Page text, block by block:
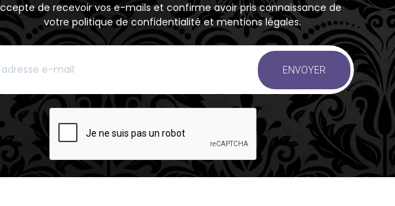
de recevoir vos e-mails et confirme avoir pris connaissance de
votre politique de confidentialité et mentions légales.
ENVOYER